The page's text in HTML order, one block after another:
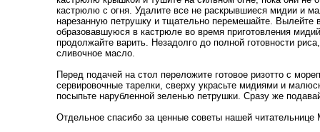
кастрюлю с огня. Удалите все не раскрывшиеся мидии и
нарезанную петрушку и тщательно перемешайте. Вылейте
образовавшуюся в кастрюле во время приготовления
продолжайте варить. Незадолго до полной готовности
сливочное масло.
Перед подачей на стол переложите готовое ризотто с
сервировочные тарелки, сверху украсьте мидиями и
посыпьте нарубленной зеленью петрушки. Сразу же
Отдельное спасибо за ценные советы нашей читательнице